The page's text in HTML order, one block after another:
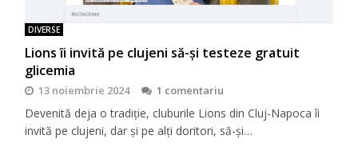
DIVERSE
Lions îi invită pe clujeni să-şi testeze gratuit
glicemia
13 noiembrie 2024 1 comentariu
Devenită deja o tradiţie, cluburile Lions din Cluj-Napoca îi
invită pe clujeni, dar şi pe alţi doritori, să-şi…